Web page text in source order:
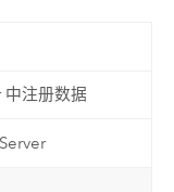
中注册数据